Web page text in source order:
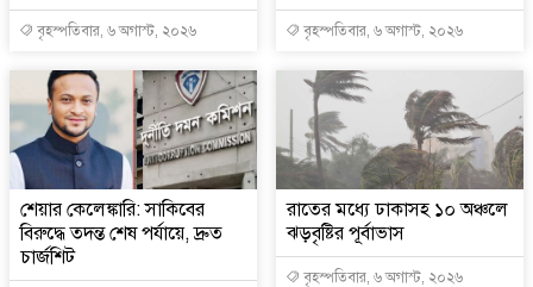
বৃহস্পতিবার, ৬ অগাস্ট, ২০২৬ বৃহস্পতিবার, ৬ অগাস্ট, ২০২৬
শেয়ার কেলেঙ্কারি: সাকিবের
বিরুদ্ধে তদন্ত শেষ পর্যায়ে, দ্রুত
চার্জশিট
রাতের মধ্যে ঢাকাসহ ১০ অঞ্চলে
ঝড়বৃষ্টির পূর্বাভাস
বৃহস্পতিবার, ৬ অগাস্ট, ২০২৬